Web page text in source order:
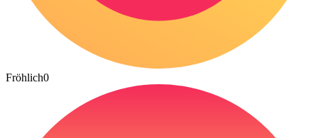
Fröhlich0